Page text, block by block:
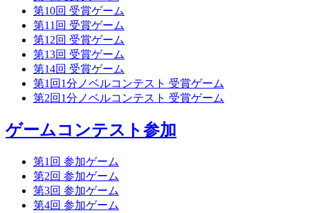
第10回 受賞ゲーム
第11回 受賞ゲーム
第12回 受賞ゲーム
第13回 受賞ゲーム
第14回 受賞ゲーム
第1回1分ノベルコンテスト 受賞ゲーム
第2回1分ノベルコンテスト 受賞ゲーム
ゲームコンテスト参加
第1回 参加ゲーム
第2回 参加ゲーム
第3回 参加ゲーム
第4回 参加ゲーム